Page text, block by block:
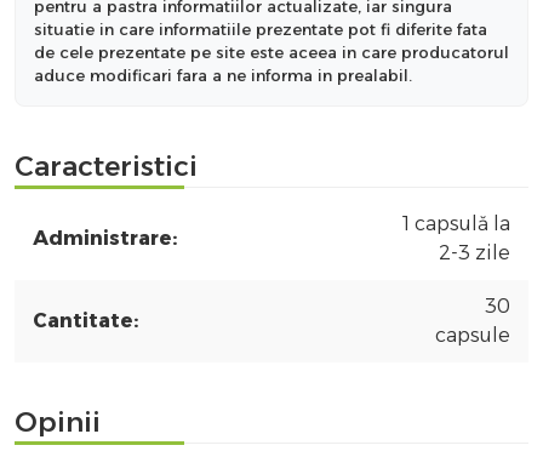
pentru a pastra informatiilor actualizate, iar singura
situatie in care informatiile prezentate pot fi diferite fata
de cele prezentate pe site este aceea in care producatorul
aduce modificari fara a ne informa in prealabil.
Caracteristici
Administrare:
1 capsulă la
2-3 zile
Cantitate:
30
capsule
Opinii